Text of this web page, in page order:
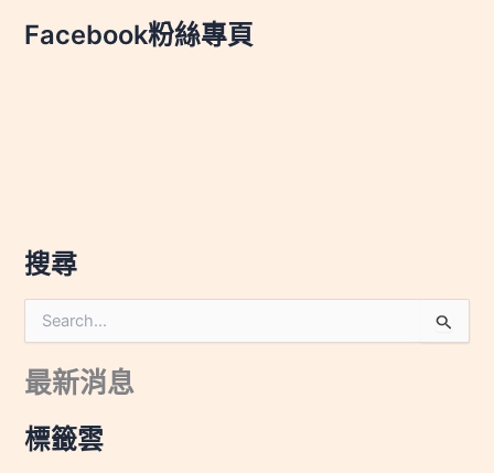
Facebook粉絲專頁
搜尋
尋
關
鍵
:
最新消息
標籤雲